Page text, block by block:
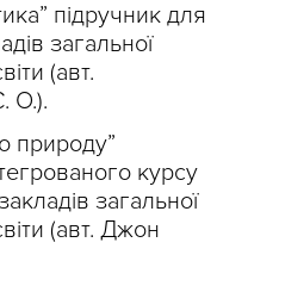
підручник для
загальної
(авт.
О.).
природу”
курсу
загальної
(авт. Джон